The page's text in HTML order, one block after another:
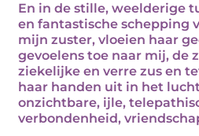
En in de stille, weelderige
en fantastische schepping
mijn zuster, vloeien haar
gevoelens toe naar mij, de
ziekelijke en verre zus en
haar handen uit in het
onzichtbare, ijle,
verbondenheid,